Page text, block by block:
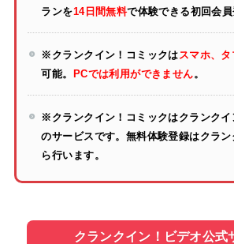
ランを14日間無料で体験できる初回会員
※クランクイン！コミックはスマホ、
可能。
PCでは利用ができません。
※クランクイン！コミックはクランクイ
のサービスです。無料体験登録はクラ
ら行います。
クランクイン！ビデオ公式